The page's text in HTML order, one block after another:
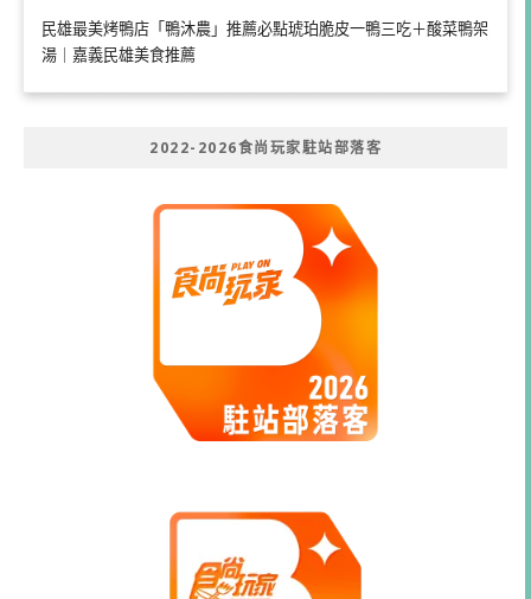
民雄最美烤鴨店「鴨沐農」推薦必點琥珀脆皮一鴨三吃＋酸菜鴨架
湯｜嘉義民雄美食推薦
2022-2026食尚玩家駐站部落客